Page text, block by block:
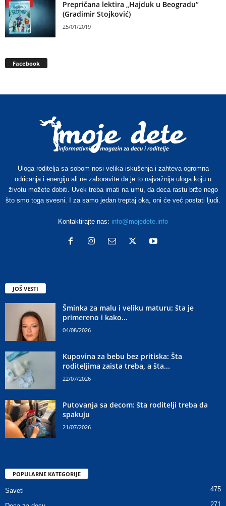
Prepričana lektira „Hajduk u Beogradu“
(Gradimir Stojković)
25/01/2019
Facebook
Uloga roditelja sa sobom nosi velika iskušenja i zahteva ogromna
odricanja i energiju ali ne zaboravite da je to najvažnija uloga koju u
životu možete dobiti. Uvek treba imati na umu, da deca rastu brže nego
što smo toga svesni. I za samo jedan treptaj oka, oni će već postati ljudi.
Kontaktirajte nas: info@mojedete.info
JOŠ VESTI
Šminka za malu i veliku maturu: šta je
primereno i kako...
04/08/2026
Kupovina za bebu bez pritiska: Šta
roditeljima zaista treba, a šta...
22/07/2026
Putovanja sa decom: šta roditelji treba da
spakuju
21/07/2026
POPULARNE KATEGORIJE
Saveti 475
271